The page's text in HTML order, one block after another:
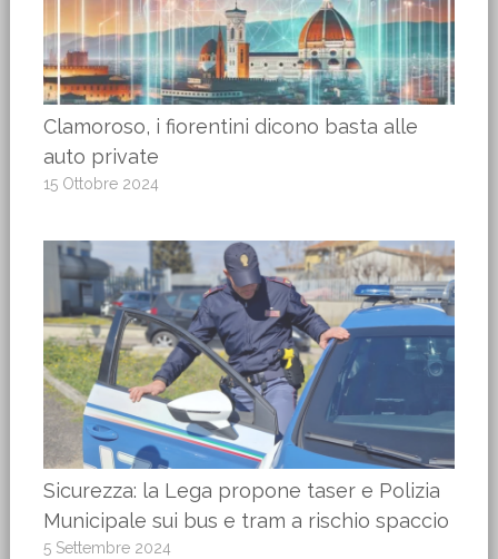
Clamoroso, i fiorentini dicono basta alle
auto private
15 Ottobre 2024
Sicurezza: la Lega propone taser e Polizia
Municipale sui bus e tram a rischio spaccio
5 Settembre 2024